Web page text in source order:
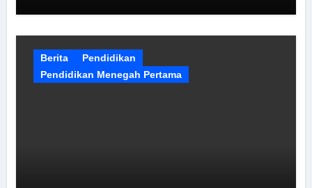
Berita
Pendidikan
Pendidikan Menegah Pertama